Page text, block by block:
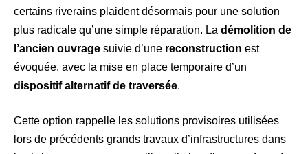
certains riverains plaident désormais pour une solution
plus radicale qu’une simple réparation. La démolition de
l’ancien ouvrage suivie d’une reconstruction est
évoquée, avec la mise en place temporaire d’un
dispositif alternatif de traversée.
Cette option rappelle les solutions provisoires utilisées
lors de précédents grands travaux d’infrastructures dans